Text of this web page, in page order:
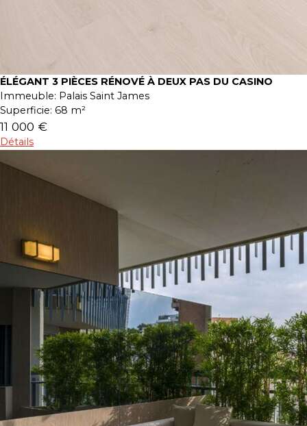
ÉLÉGANT 3 PIÈCES RÉNOVÉ À DEUX PAS DU CASINO
Immeuble: Palais Saint James
Superficie: 68 m²
11 000 €
Détails